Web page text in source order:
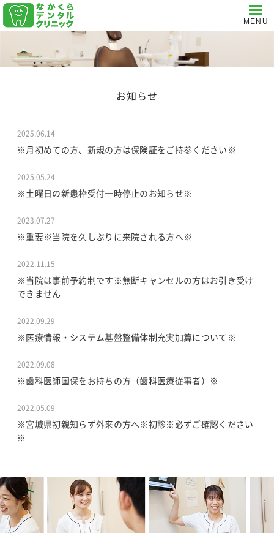
お知らせ
2025.06.14
※月初めての方、新規の方は保険証をご持参ください※
2025.05.24
※土曜日の新患枠受付一時停止のお知らせ※
2023.07.27
※重要※当院を久しぶりに来院される方へ※
2022.11.15
※当院は事前予約制です※無断キャンセルの方はお引き受け
できません
2022.09.29
※医療情報・システム基盤整備体制充実加算について※
2022.09.08
※歯科医師国保をお持ちの方（歯科医療従事者）※
2022.05.09
※宮城県初親知らず外来の方へ※初診※必ずご確認ください
※